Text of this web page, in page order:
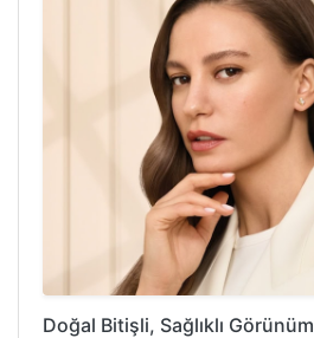
Doğal Bitişli, Sağlıklı Görünüm